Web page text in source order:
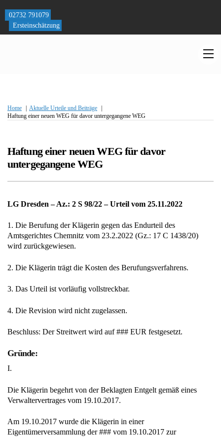
content
02732 791079
Ersteinschätzung
Home
Aktuelle Urteile und Beiträge
Haftung einer neuen WEG für davor untergegangene WEG
Haftung einer neuen WEG für davor
untergegangene WEG
LG Dresden – Az.: 2 S 98/22 – Urteil vom 25.11.2022
1. Die Berufung der Klägerin gegen das Endurteil des
Amtsgerichtes Chemnitz vom 23.2.2022 (Gz.: 17 C 1438/20)
wird zurückgewiesen.
2. Die Klägerin trägt die Kosten des Berufungsverfahrens.
3. Das Urteil ist vorläufig vollstreckbar.
4. Die Revision wird nicht zugelassen.
Beschluss: Der Streitwert wird auf ### EUR festgesetzt.
Gründe:
I.
Die Klägerin begehrt von der Beklagten Entgelt gemäß eines
Verwaltervertrages vom 19.10.2017.
Am 19.10.2017 wurde die Klägerin in einer
Eigentümerversammlung der ### vom 19.10.2017 zur